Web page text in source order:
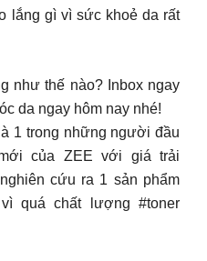
lắng gì vì sức khoẻ da rất
như thế nào? Inbox ngay
da ngay hôm nay nhé!
1 trong những người đầu
của ZEE với giá trải
cứu ra 1 sản phẩm
quá chất lượng #toner